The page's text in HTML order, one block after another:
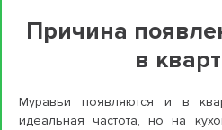
Причина
в
Муравьи появляются и в
идеальная частота, но на